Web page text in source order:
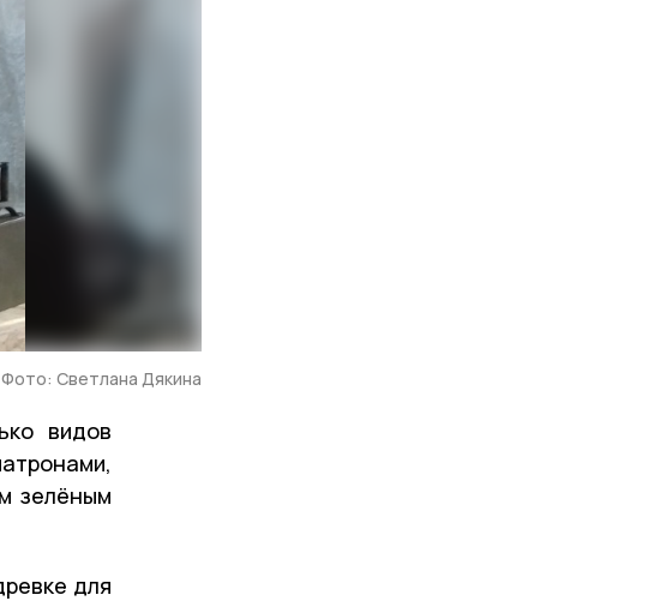
Фото: Светлана Дякина
видов
зелёным
для